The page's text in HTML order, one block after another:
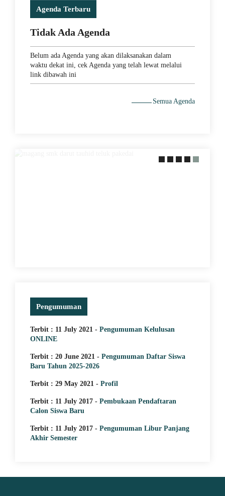
Agenda Terbaru
Tidak Ada Agenda
Belum ada Agenda yang akan dilaksanakan dalam
waktu dekat ini, cek Agenda yang telah lewat melalui
link dibawah ini
Semua Agenda
Pengumuman
Terbit : 11 July 2021 - Pengumuman Kelulusan
ONLINE
Terbit : 20 June 2021 - Pengumuman Daftar Siswa
Baru Tahun 2025-2026
Terbit : 29 May 2021 - Profil
Terbit : 11 July 2017 - Pembukaan Pendaftaran
Calon Siswa Baru
Terbit : 11 July 2017 - Pengumuman Libur Panjang
Akhir Semester